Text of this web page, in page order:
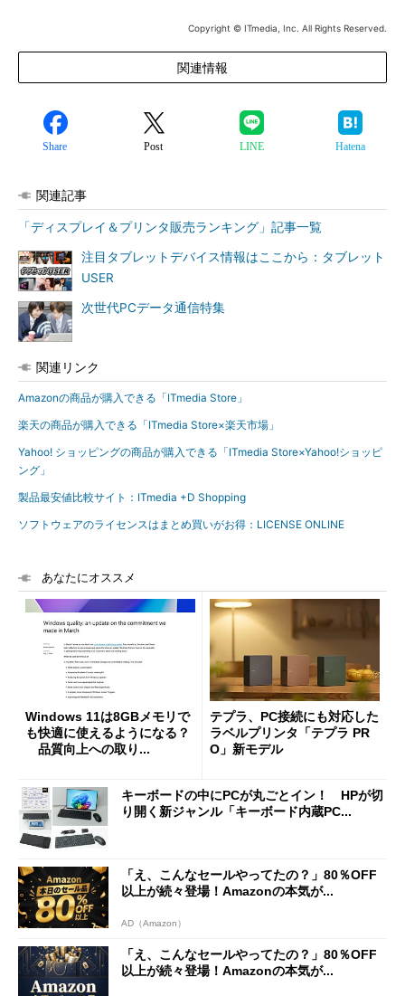
Copyright © ITmedia, Inc. All Rights Reserved.
関連情報
Share Post LINE Hatena
関連記事
「ディスプレイ＆プリンタ販売ランキング」記事一覧
注目タブレットデバイス情報はここから：タブレット
USER
次世代PCデータ通信特集
関連リンク
Amazonの商品が購入できる「ITmedia Store」
楽天の商品が購入できる「ITmedia Store×楽天市場」
Yahoo! ショッピングの商品が購入できる「ITmedia Store×Yahoo!ショッピ
ング」
製品最安値比較サイト：ITmedia +D Shopping
ソフトウェアのライセンスはまとめ買いがお得：LICENSE ONLINE
あなたにオススメ
Windows 11は8GBメモリで
も快適に使えるようになる？
品質向上への取り...
テプラ、PC接続にも対応した
ラベルプリンタ「テプラ PR
O」新モデル
キーボードの中にPCが丸ごとイン！ HPが切
り開く新ジャンル「キーボード内蔵PC...
「え、こんなセールやってたの？」80％OFF
以上が続々登場！Amazonの本気が...
AD（Amazon）
「え、こんなセールやってたの？」80％OFF
以上が続々登場！Amazonの本気が...